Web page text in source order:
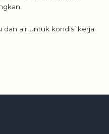
dan air untuk kondisi kerja